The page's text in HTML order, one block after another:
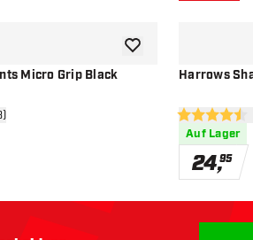
Micro Grip Black
öffnen
Zur Wunschliste
Harrows
4.5
Auf Lager
24,95